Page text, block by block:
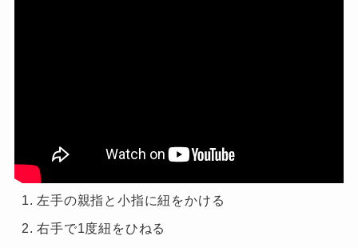
左手の親指と小指に紐をかける
右手で1度紐をひねる